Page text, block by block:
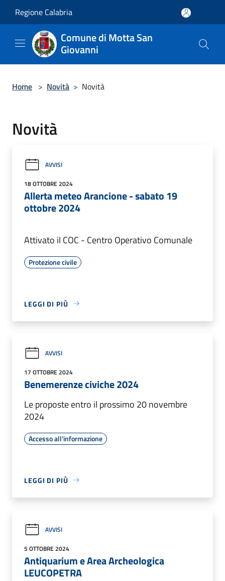
Regione Calabria
Comune di Motta San
Giovanni
Home > Novità > Novità
Novità
AVVISI
18 OTTOBRE 2024
Allerta meteo Arancione - sabato 19
ottobre 2024
Attivato il COC - Centro Operativo Comunale
Protezione civile
LEGGI DI PIÙ
AVVISI
17 OTTOBRE 2024
Benemerenze civiche 2024
Le proposte entro il prossimo 20 novembre
2024
Accesso all'informazione
LEGGI DI PIÙ
AVVISI
5 OTTOBRE 2024
Antiquarium e Area Archeologica
LEUCOPETRA